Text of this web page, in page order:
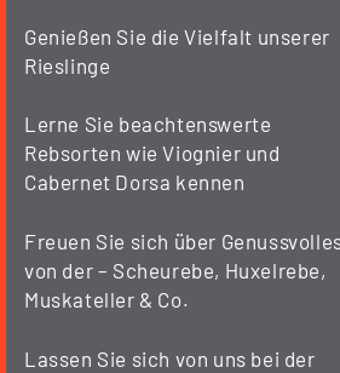
Genießen Sie die Vielfalt unserer
Rieslinge
Lerne Sie beachtenswerte
Rebsorten wie Viognier und
Cabernet Dorsa kennen
Freuen Sie sich über
von der – Scheurebe, Huxelrebe,
Muskateller & Co.
Lassen Sie sich von uns bei der